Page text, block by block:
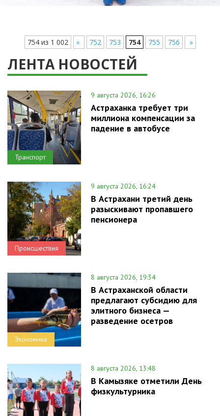
754 из 1 002 « 752 753 754 755 756 »
ЛЕНТА НОВОСТЕЙ
Транспорт
9 августа 2026, 16:26
Астраханка требует три
миллиона компенсации за
падение в автобусе
Происшествия
9 августа 2026, 16:24
В Астрахани третий день
разыскивают пропавшего
пенсионера
Экономика
8 августа 2026, 19:34
В Астраханской области
предлагают субсидию для
элитного бизнеса —
разведение осетров
8 августа 2026, 13:48
В Камызяке отметили День
физкультурника